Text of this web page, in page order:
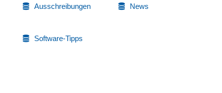
Ausschreibungen News
Software-Tipps